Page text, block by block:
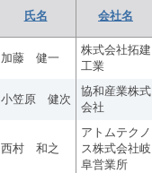
氏名 会社名
加藤 健一
株式会社拓建
工業
小笠原 健次
協和産業株式
会社
西村 和之
アトムテクノ
ス株式会社岐
阜営業所